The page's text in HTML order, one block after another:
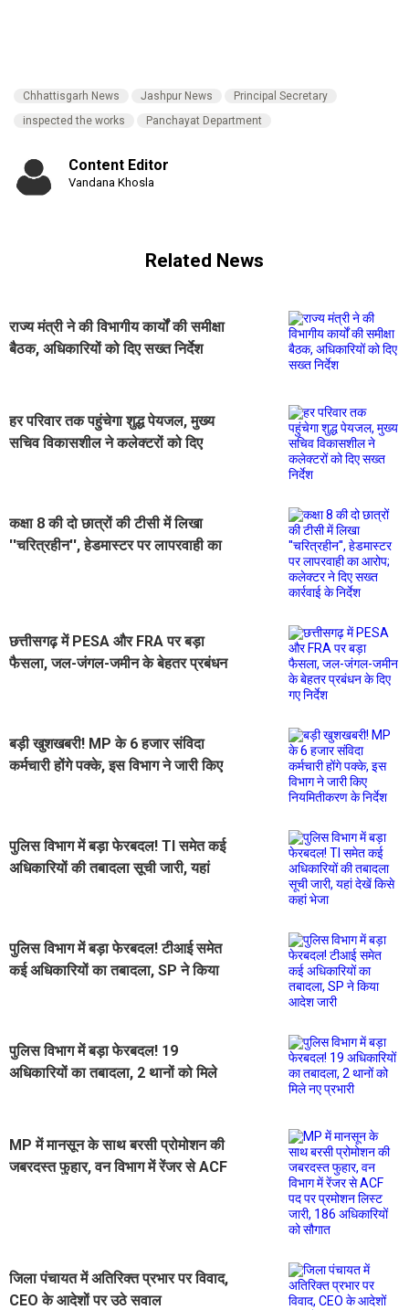
Chhattisgarh News Jashpur News
Principal Secretary
inspected the works
Panchayat Department
Content Editor
Vandana Khosla
Related News
​राज्य मंत्री ने की विभागीय कार्यों की समीक्षा
बैठक, अधिकारियों को दिए सख्त निर्देश
हर परिवार तक पहुंचेगा शुद्ध पेयजल, मुख्य
सचिव विकासशील ने कलेक्टरों को दिए
कक्षा 8 की दो छात्रों की टीसी में लिखा
''चरित्रहीन'', हेडमास्टर पर लापरवाही का
छत्तीसगढ़ में PESA और FRA पर बड़ा
फैसला, जल-जंगल-जमीन के बेहतर प्रबंधन
बड़ी खुशखबरी! MP के 6 हजार संविदा
कर्मचारी होंगे पक्के, इस विभाग ने जारी किए
पुलिस विभाग में बड़ा फेरबदल! TI समेत कई
अधिकारियों की तबादला सूची जारी, यहां
पुलिस विभाग में बड़ा फेरबदल! टीआई समेत
कई अधिकारियों का तबादला, SP ने किया
पुलिस विभाग में बड़ा फेरबदल! 19
अधिकारियों का तबादला, 2 थानों को मिले
MP में मानसून के साथ बरसी प्रोमोशन की
जबरदस्त फुहार, वन विभाग में रेंजर से ACF
जिला पंचायत में अतिरिक्त प्रभार पर विवाद,
CEO के आदेशों पर उठे सवाल